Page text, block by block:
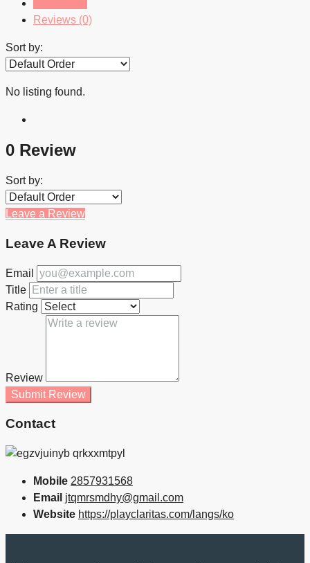
Reviews (0)
Sort by:
No listing found.
0 Review
Sort by:
Leave a Review
Leave A Review
Email
Title
Rating
Review
Submit Review
Contact
Mobile 2857931568
Email jtqmrsmdhy@gmail.com
Website https://playclaritas.com/langs/ko